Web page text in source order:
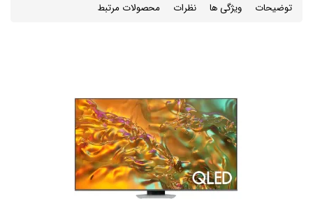
توضیحات ویژگی ها نظرات محصولات مرتبط